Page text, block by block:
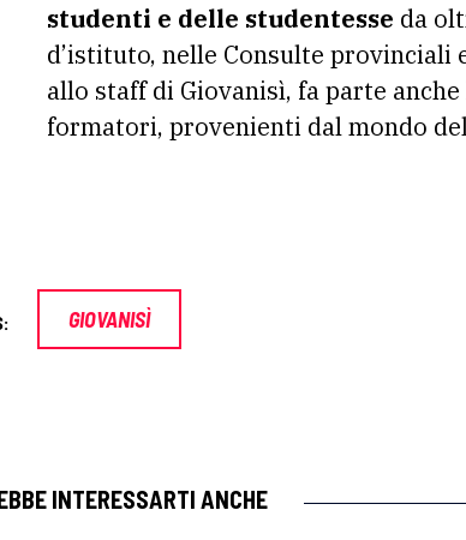
studenti e delle studentesse da
d’istituto, nelle Consulte provinciali
allo staff di Giovanisì, fa parte
formatori, provenienti dal mondo
GIOVANISÌ
INTERESSARTI ANCHE